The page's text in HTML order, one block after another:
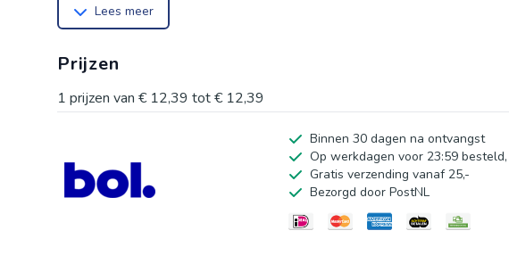
combinatie met het hoogwaardige oppervlak geven je woonsfeer de
Materiaal: Aluminium
Hoogte: 18 mm
Diepte: 42 mm
Lees meer
Prijzen
1 prijzen van € 12,39 tot€ 12,39
Binnen 30 dagen na ontvangst
Op werkdagen voor 23:59 besteld,
Gratis verzending vanaf 25,-
Bezorgd door PostNL